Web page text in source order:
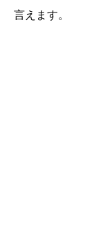
言えます。